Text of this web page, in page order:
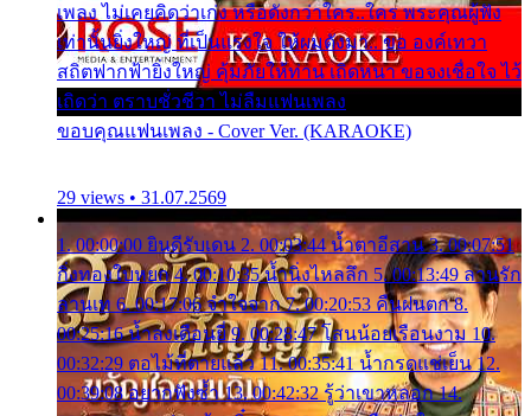
เพลง ไม่เคยคิดว่าเก่ง หรือดังกว่าใคร..ใคร พระคุณผู้ฟัง
เท่านั้นยิ่งใหญ่ ที่เป็นแรงใจ ให้ผมดังมา.. ขอ องค์เทวา
สถิตฟากฟ้ายิ่งใหญ่ คุ้มภัยให้ท่าน เถิดหนา ขอจงเชื่อใจ ไว้
เถิดว่า ตราบชั่วชีวา ไม่ลืมแฟนเพลง
ขอบคุณแฟนเพลง - Cover Ver. (KARAOKE)
29 views • 31.07.2569
1. 00:00:00 ยินดีรับเดน 2. 00:03:44 น้ำตาอีสาน 3. 00:07:51
กิ่งทองใบหยก 4. 00:10:35 น้ำนิ่งไหลลึก 5. 00:13:49 ลานรัก
ลานเท 6. 00:17:06 จำใจจาก 7. 00:20:53 คืนฝนตก 8.
00:25:16 น้ำลงเดือนยี่ 9. 00:28:47 โสนน้อยเรือนงาม 10.
00:32:29 ตอไม้ที่ตายแล้ว 11. 00:35:41 น้ำกรดแช่เย็น 12.
00:39:08 อยากฟังซ้ำ 13. 00:42:32 รู้ว่าเขาหลอก 14.